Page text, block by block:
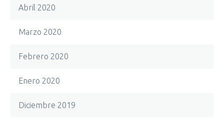
Abril 2020
Marzo 2020
Febrero 2020
Enero 2020
Diciembre 2019